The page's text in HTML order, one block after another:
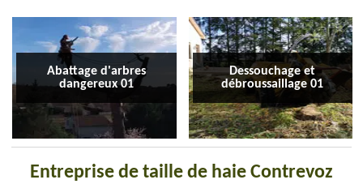
Abattage d'arbres
dangereux 01
Dessouchage et
débroussaillage 01
Entreprise de taille de haie Contrevoz